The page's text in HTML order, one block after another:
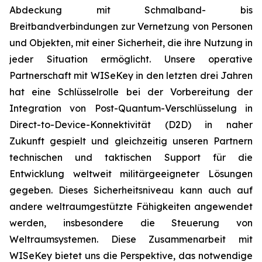
Abdeckung mit Schmalband- bis
Breitbandverbindungen zur Vernetzung von Personen
und Objekten, mit einer Sicherheit, die ihre Nutzung in
jeder Situation ermöglicht. Unsere operative
Partnerschaft mit WISeKey in den letzten drei Jahren
hat eine Schlüsselrolle bei der Vorbereitung der
Integration von Post-Quantum-Verschlüsselung in
Direct-to-Device-Konnektivität (D2D) in naher
Zukunft gespielt und gleichzeitig unseren Partnern
technischen und taktischen Support für die
Entwicklung weltweit militärgeeigneter Lösungen
gegeben. Dieses Sicherheitsniveau kann auch auf
andere weltraumgestützte Fähigkeiten angewendet
werden, insbesondere die Steuerung von
Weltraumsystemen. Diese Zusammenarbeit mit
WISeKey bietet uns die Perspektive, das notwendige